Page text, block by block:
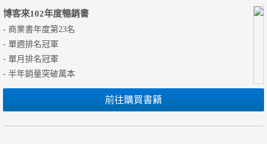
博客來102年度暢銷書
- 商業書年度第23名
- 單週排名冠軍
- 單月排名冠軍
- 半年銷量突破萬本
前往購買書籍